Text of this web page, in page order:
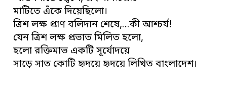
মাটিতে এঁকে দিয়েছিলো।
ত্রিশ লক্ষ প্রাণ বলিদান শেষে,…কী আশ্চর্য!
যেন ত্রিশ লক্ষ প্রভাত মিলিত হলো,
হলো রক্তিমাভ একটি সূর্যোদয়ে
সাড়ে সাত কোটি হৃদয়ে হৃদয়ে লিখিত বাংলাদেশ।